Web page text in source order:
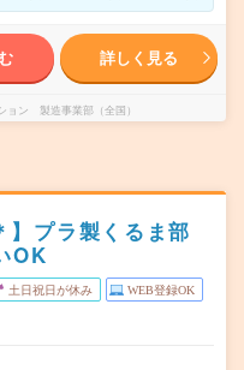
詳しく見る
ョン 製造事業部（全国）
】プラ製くるま部
OK
土日祝日が休み WEB登録OK